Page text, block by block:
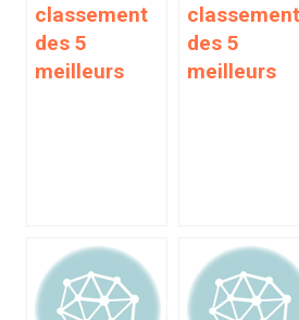
classement
des 5
meilleurs
classement
des 5
meilleurs